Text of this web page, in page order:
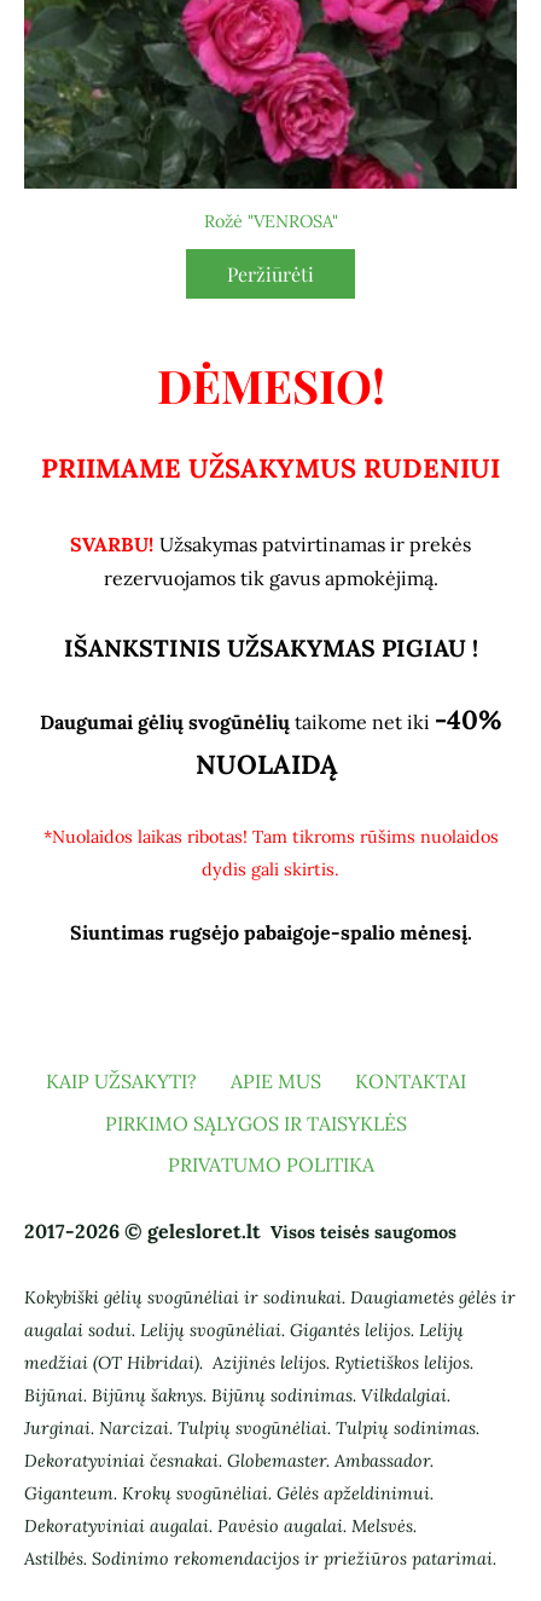
DĖMESIO!
PRIIMAME UŽSAKYMUS RUDENIUI
SVARBU! Užsakymas patvirtinamas ir prekės
rezervuojamos tik gavus apmokėjimą.
IŠANKSTINIS UŽSAKYMAS PIGIAU !
Daugumai gėlių svogūnėlių taikome net iki -40%
NUOLAIDĄ
*Nuolaidos laikas ribotas! Tam tikroms rūšims nuolaidos
dydis gali skirtis.
Siuntimas rugsėjo pabaigoje-spalio mėnesį.
Rožė "VENROSA"
Peržiūrėti
KAIP UŽSAKYTI? APIE MUS
KONTAKTAI
PIRKIMO SĄLYGOS IR TAISYKLĖS
PRIVATUMO POLITIKA
2017-2026 © gelesloret.lt Visos teisės saugomos
Kokybiški gėlių svogūnėliai ir sodinukai. Daugiametės gėlės ir
augalai sodui. Lelijų svogūnėliai. Gigantės lelijos. Lelijų
medžiai (OT Hibridai).Azijinės lelijos. Rytietiškos lelijos.
Bijūnai. Bijūnų šaknys. Bijūnų sodinimas. Vilkdalgiai.
Jurginai. Narcizai. Tulpių svogūnėliai. Tulpių sodinimas.
Dekoratyviniai česnakai. Globemaster. Ambassador.
Giganteum. Krokų svogūnėliai. Gėlės apželdinimui.
Dekoratyviniai augalai. Pavėsio augalai. Melsvės.
Astilbės. Sodinimo rekomendacijos ir priežiūros patarimai.